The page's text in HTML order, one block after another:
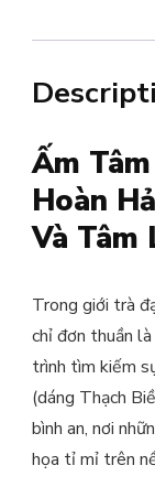
Ấm
Hoàn
Và Tâm
Trong giới trà
chỉ đơn thuần
trình tìm kiếm
(dáng Thạch
bình an, nơi
họa tỉ mỉ trên